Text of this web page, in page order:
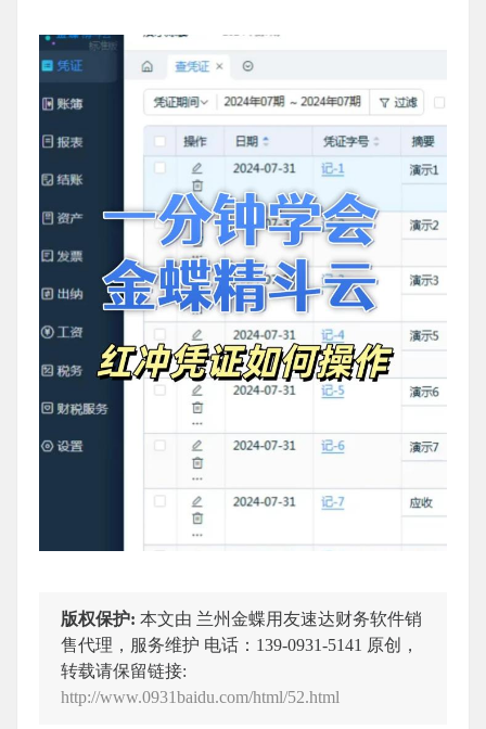
版权保护: 本文由 兰州金蝶用友速达财务软件销
售代理，服务维护 电话：139-0931-5141 原创，
转载请保留链接:
http://www.0931baidu.com/html/52.html